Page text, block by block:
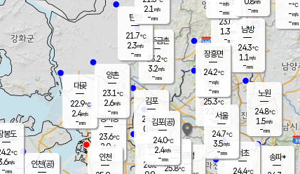
양주
23.0℃
1.3
-mm
과천
봉도
℃
m/s
-mm
경서동
23.6℃
2.0m/s
-mm
파주금촌
23.2℃
3.2m/s
-mm
-℃
-m/s
-mm
대곶
22.9℃
2.4m/s
-mm
탄현
21.7℃
2.3m/s
-mm
김포
24.1℃
0.4 m/s
mm
광명
부천
26.0℃
양촌
23.1℃
2.6m/s
-mm
구로
25.8℃
은평
25.3℃
2.2 m/s
- mm
노원
24.8℃
1.5m/s
-mm
송파*
서초
24.4℃
남방
24.3℃
1.1 m/s
-mm
장흥면
24.2℃
-m/s
-mm
-m/s
-mm
인천(공)
김포(공)
24.0℃
2.4m/s
-mm
인천
서울
24.7℃
3.5m/s
-mm
2.1 m/s
-mm
-mm